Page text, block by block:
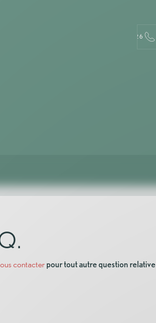
0389496726
contacterpour tout autre question relative